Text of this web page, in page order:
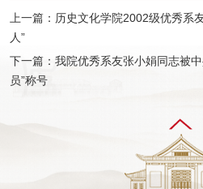
上一篇：历史文化学院2002级优秀系
人”
下一篇：我院优秀系友张小娟同志被
员”称号